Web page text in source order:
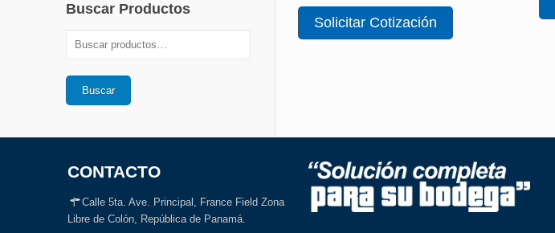
Solicitar Cotización
Buscar Productos
Buscar
CONTACTO
Calle 5ta. Ave. Principal, France Field Zona
Libre de Colón, República de Panamá.